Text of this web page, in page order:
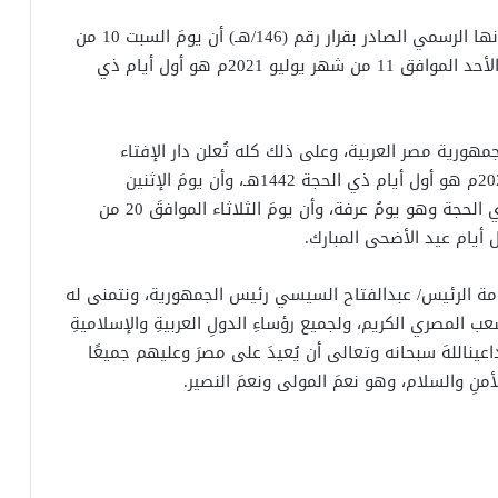
أعلنت المحكمة العليا بالمملكة العربية السعودية بيانها الرسمي الصادر بقرار رقم (146/هـ) أن يومَ السبت 10 من
شهر يوليو 2021م هوآخر أيام ذي القعدة، وأن يومَ الأحد الموافق 11 من شهر يوليو 2021م هو أول أيام ذي
مصر العربية، وعلى ذلك كله تُعلن دار الإفتاء
المصرية أن يومَ الأحد الموافق 11 من شهر يوليو 2021م هو أول أيام ذي الحجة 1442هـ، وأن يومَ الإثنين
الموافق 19 من شهر يوليو 2021م هو التاسعُ من ذي الحجة وهو يومُ عرفة، وأن يومَ الثلاثاء الموافقَ 20 من
الرئيس/ عبدالفتاح السيسي رئيس الجمهورية، ونتمنى له
المصري الكريم، ولجميع رؤساءِ الدولِ العربيةِ والإسلاميةِ
سبحانه وتعالى أن يُعيدَ على مصرَ وعليهم جميعًا
والسلام، وهو نعمَ المولى ونعمَ النصير.